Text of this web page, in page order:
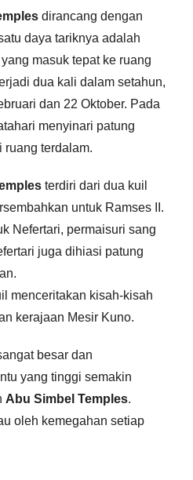
dirancang dengan
daya tariknya adalah
masuk tepat ke ruang
dua kali dalam setahun,
dan 22 Oktober. Pada
menyinari patung
ruang terdalam.
terdiri dari dua kuil
untuk Ramses II.
Nefertari, permaisuri sang
juga dihiasi patung
menceritakan kisah-kisah
kerajaan Mesir Kuno.
besar dan
yang tinggi semakin
Abu Simbel Temples.
oleh kemegahan setiap